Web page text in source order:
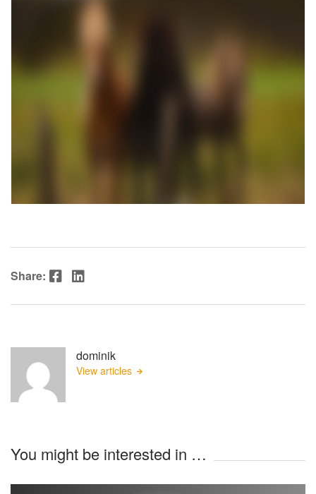
Share: Facebook LinkedIn
dominik
View articles
You might be interested in …